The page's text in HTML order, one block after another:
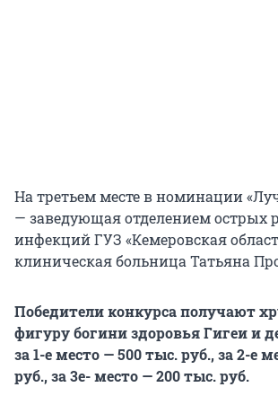
На третьем месте в номинации
— заведующая отделением острых
инфекций ГУЗ «Кемеровская
клиническая больница Татьяна
Победители конкурса получают
фигуру богини здоровья Гигеи и
за 1-е место — 500 тыс. руб., за 2-е
руб., за 3е- место — 200 тыс. руб.